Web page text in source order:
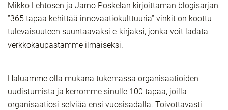
Mikko Lehtosen ja Jarno Poskelan kirjoittaman blogisarjan
”365 tapaa kehittää innovaatiokulttuuria” vinkit on koottu
tulevaisuuteen suuntaavaksi e-kirjaksi, jonka voit ladata
verkkokaupastamme ilmaiseksi.
Haluamme olla mukana tukemassa organisaatioiden
uudistumista ja kerromme sinulle 100 tapaa, joilla
organisaatiosi selviää ensi vuosisadalla. Toivottavasti